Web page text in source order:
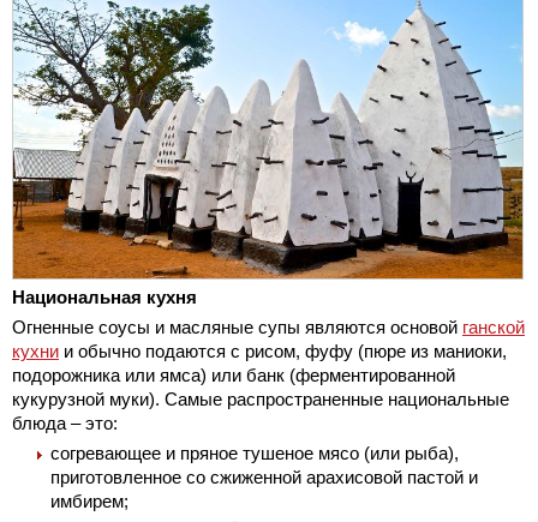
Национальная кухня
Огненные соусы и масляные супы являются основой ганской
кухни и обычно подаются с рисом, фуфу (пюре из маниоки,
подорожника или ямса) или банк (ферментированной
кукурузной муки). Самые распространенные национальные
блюда – это:
согревающее и пряное тушеное мясо (или рыба),
приготовленное со сжиженной арахисовой пастой и
имбирем;